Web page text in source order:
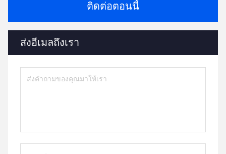
ติดต่อตอนนี้
ส่งอีเมลถึงเรา